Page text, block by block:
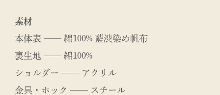
素材
本体表 ── 綿100% 藍渋染め帆布
裏生地 ── 綿100%
ショルダー ── アクリル
金具・ホック ── スチール